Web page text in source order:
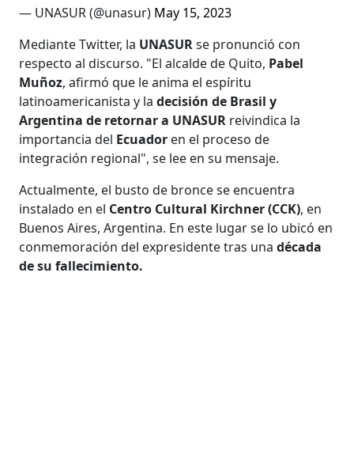
— UNASUR (@unasur) May 15, 2023
Mediante Twitter, la UNASURse pronunció con
respecto al discurso. "El alcalde de Quito, Pabel
Muñoz, afirmó que le anima el espíritu
latinoamericanista y la decisión de Brasil y
Argentina de retornar a UNASUR reivindica la
importancia del Ecuador en el proceso de
integración regional", se lee en su mensaje.
Actualmente, el busto de bronce se encuentra
instalado en el Centro Cultural Kirchner (CCK), en
Buenos Aires, Argentina. En este lugar se lo ubicó en
conmemoración del expresidente tras unadécada
de su fallecimiento.